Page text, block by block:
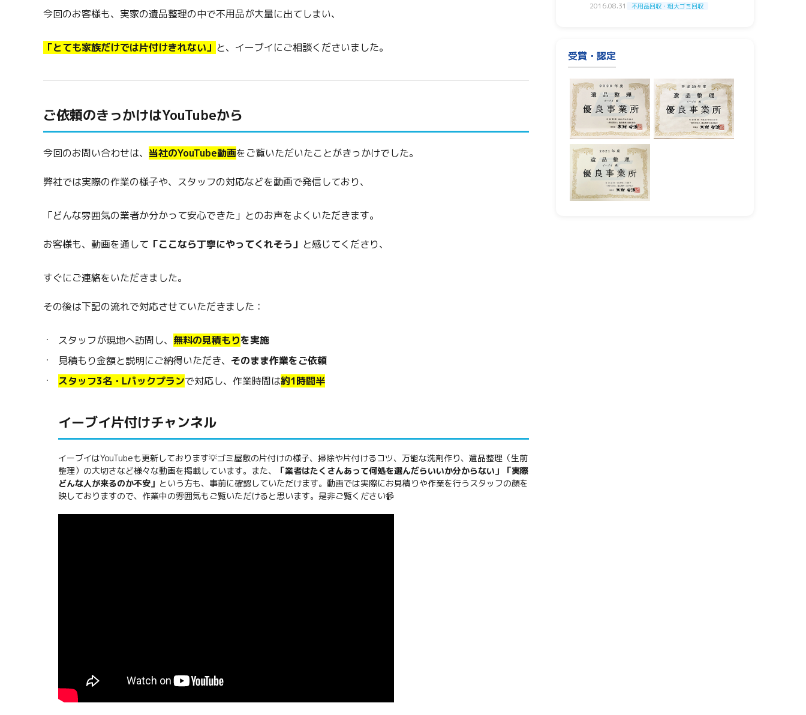
今回のお客様も、実家の遺品整理の中で不用品が大量に出てしまい、
「とても家族だけでは片付けきれない」 と、イーブイにご相談くださいました。
ご依頼のきっかけはYouTubeから
今回のお問い合わせは、 当社のYouTube動画をご覧いただいたことがきっかけでした。
弊社では実際の作業の様子や、スタッフの対応などを動画で発信しており、
「どんな雰囲気の業者か分かって安心できた」とのお声をよくいただきます。
お客様も、動画を通して 「ここなら丁寧にやってくれそう」 と感じてくださり、
すぐにご連絡をいただきました。
その後は下記の流れで対応させていただきました：
スタッフが現地へ訪問し、 無料の見積もりを実施
見積もり金額と説明にご納得いただき、 そのまま作業をご依頼
スタッフ3名・Lパックプランで対応し、作業時間は約1時間半
イーブイ片付けチャンネル
イーブイはYouTubeも更新しております💡ゴミ屋敷の片付けの様子、掃除や片付けるコツ、万能な洗剤作り、遺品整理（生前
整理）の大切さなど様々な動画を掲載しています。また、
「業者はたくさんあって何処を選んだらいいか分からない」「実際
どんな人が来るのか不安」 という方も、事前に確認していただけます。動画では実際にお見積りや作業を行うスタッフの顔を
映しておりますので、作業中の雰囲気もご覧いただけると思います。是非ご覧ください📹
2016.08.31 不用品回収・粗大ゴミ回収
受賞・認定